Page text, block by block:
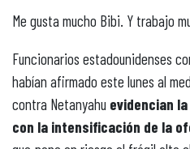
Me gusta mucho Bibi. Y trabajo
Funcionarios estadounidenses
habían afirmado este lunes al
contra Netanyahu evidencian
con la intensificación de la